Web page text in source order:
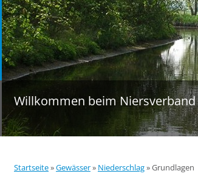
Willkommen beim Niersverband
Startseite»Gewässer» Niederschlag»Grundlagen